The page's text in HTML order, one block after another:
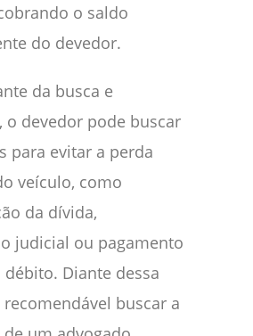
o saldo
do devedor.
da busca e
o devedor pode buscar
para evitar a perda
veículo, como
da dívida,
judicial ou pagamento
Diante dessa
recomendável buscar a